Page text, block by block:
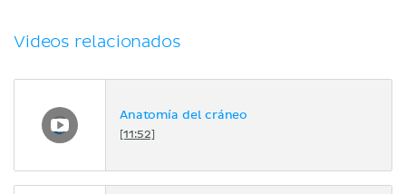
Videos relacionados
Anatomía del cráneo
[11:52]